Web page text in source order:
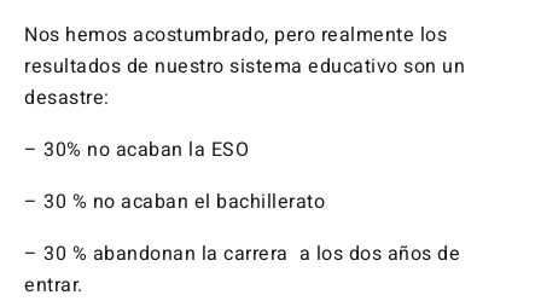
Nos hemos acostumbrado, pero realmente los
resultados de nuestro sistema educativo son un
desastre:
– 30% no acaban la ESO
– 30 % no acaban el bachillerato
– 30 % abandonan la carrera a los dos años de
entrar.